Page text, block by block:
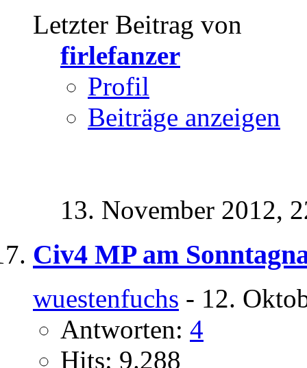
Letzter Beitrag von
firlefanzer
Profil
Beiträge anzeigen
13. November 2012,
Civ4 MP am
wuestenfuchs - 12.
Antworten: 4
Hits: 9.288